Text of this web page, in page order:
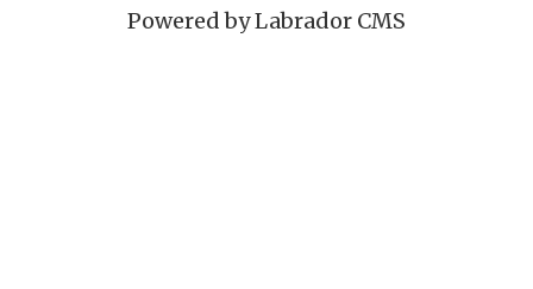
Powered by Labrador CMS